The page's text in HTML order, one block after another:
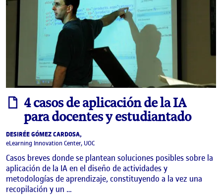
informe
4 casos de aplicación de la IA
para docentes y estudiantado
DESIRÉE GÓMEZ CARDOSA,
eLearning Innovation Center, UOC
Casos breves donde se plantean soluciones posibles sobre la
aplicación de la IA en el diseño de actividades y
metodologías de aprendizaje, constituyendo a la vez una
recopilación y un …